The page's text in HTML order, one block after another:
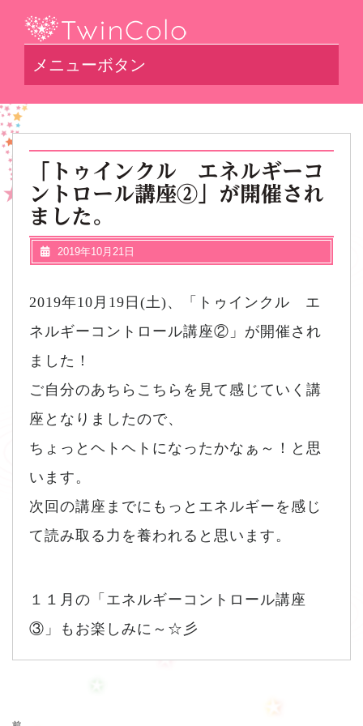
メニューボタン
「トゥインクル エネルギーコ
ントロール講座②」が開催され
ました。
2019年10月21日
2019年10月19日(土)、「トゥインクル エ
ネルギーコントロール講座②」が開催され
ました！
ご自分のあちらこちらを見て感じていく講
座となりましたので、
ちょっとヘトヘトになったかなぁ～！と思
います。
次回の講座までにもっとエネルギーを感じ
て読み取る力を養われると思います。
１１月の「エネルギーコントロール講座
③」もお楽しみに～☆彡